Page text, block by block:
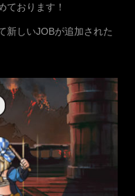
ております！
新しいJOBが追加された